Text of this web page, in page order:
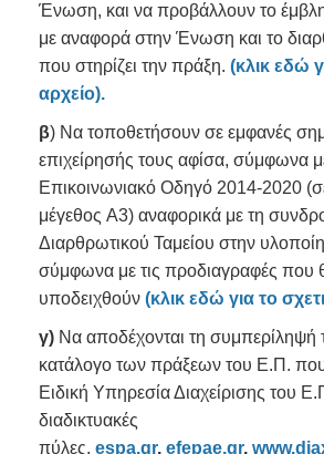
Ένωση, και να προβάλλουν το
με αναφορά στην Ένωση και το
που στηρίζει την πράξη. (κλικ εδώ
αρχείο).
β) Να τοποθετήσουν σε εμφανές
επιχείρησής τους αφίσα, σύμφωνα
Επικοινωνιακό Οδηγό 2014-2020
μέγεθος A3) αναφορικά με τη
Διαρθρωτικού Ταμείου στην
σύμφωνα με τις προδιαγραφές που
υποδειχθούν (κλικ εδώ για το
γ) Να αποδέχονται τη συμπερίληψή
κατάλογο των πράξεων του Ε.Π. που
Ειδική Υπηρεσία Διαχείρισης του
διαδικτυακές
πύλες, espa.gr, efepae.gr,